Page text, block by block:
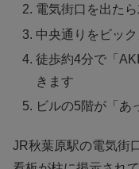
電気街口を出た
中央通りをビッ
徒歩約4分で「
きます
ビルの5階が「あ
JR秋葉原駅の電気街